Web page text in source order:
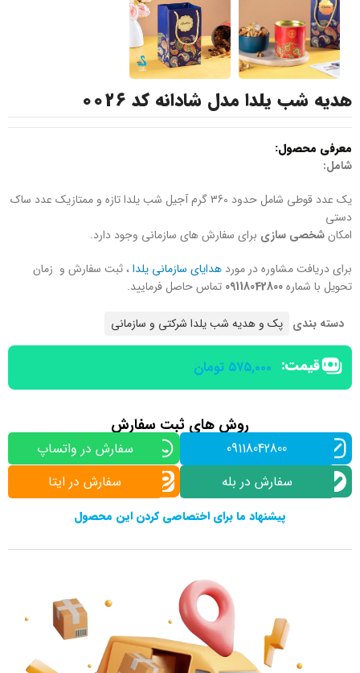
هدیه شب یلدا مدل شادانه کد ۰۰۲۶
معرفی محصول:
شامل:
یک عدد قوطی شامل حدود 360 گرم آجیل شب یلدا تازه و ممتازیک‌ عدد ساک‌
دستی
امکانشخصی سازی برای سفارش های سازمانی وجود دارد.
برای دریافت مشاوره در مورد هدایای سازمانی یلدا، ثبت سفارش و زمان
تحویل با شماره09118042800 تماس حاصل فرمایید.
دسته بندی پک و هدیه شب یلدا شرکتی و سازمانی
قیمت: ۵۷۵,۰۰۰ تومان
پیشنهاد ما برای اختصاصی کردن این محصول
روش های ثبت سفارش
09118042800
سفارش در واتساپ
سفارش در بله
سفارش در ایتا